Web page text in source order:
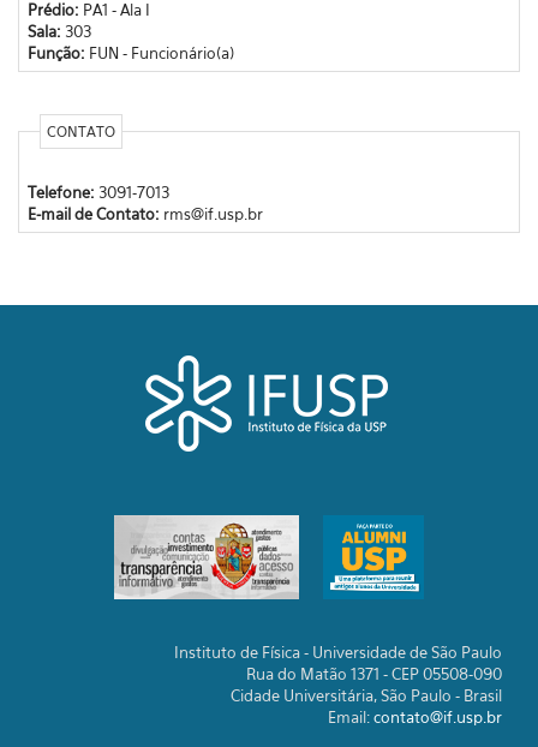
Prédio: PA1 - Ala I
Sala: 303
Função: FUN - Funcionário(a)
CONTATO
Telefone: 3091-7013
E-mail de Contato: rms@if.usp.br
Instituto de Física - Universidade de São Paulo
Rua do Matão 1371 - CEP 05508-090
Cidade Universitária, São Paulo - Brasil
Email:contato@if.usp.br